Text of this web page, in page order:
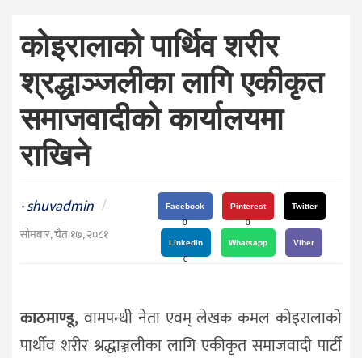
शिक्षा
संघीय
प्रविधि
जीवनशैली
दर्शन
संस्कृति
विचार
कोइरालाको पार्थिव शरीर
श्रद्धाञ्जलीका लागि एकीकृत
समाजवादीको कार्यालयमा
राखिने
-shuvadmin /
सोमबार, चैत १७, २०८१
Facebook
0
Pinterest
0
Twitter
Linkedin
0
Whatsapp Viber
काठमाण्डू, वामपन्थी नेता एवम् लेखक कमल कोइरालाको
पार्थीव शरीर श्रद्धाञ्जलीका लागि एकीकृत समाजवादी पार्टी